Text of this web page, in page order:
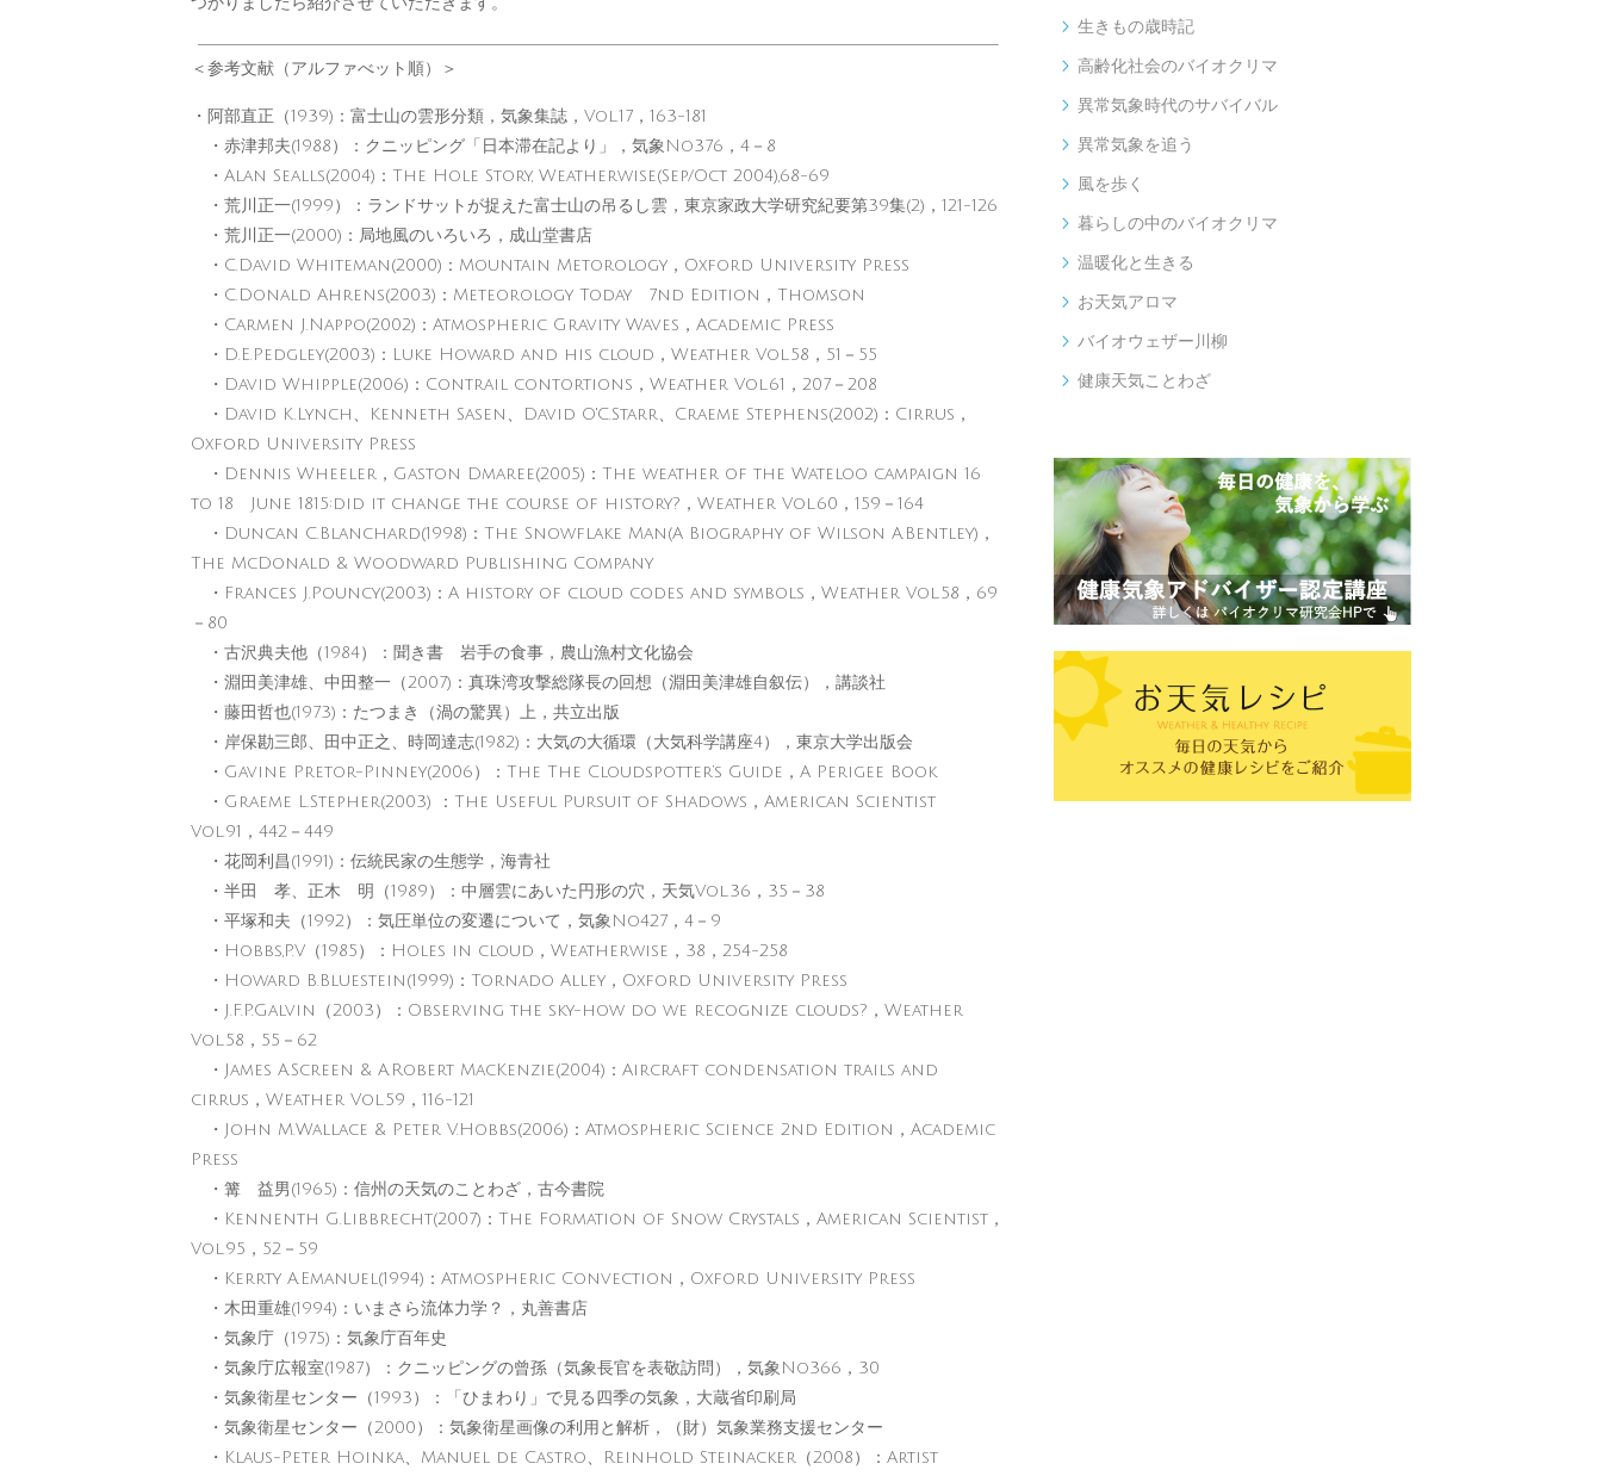
＜参考文献（アルファべット順）＞
・阿部直正（1939)：富士山の雲形分類，気象集誌，Vol.17，163-181
・赤津邦夫(1988）：クニッピング「日本滞在記より」，気象No376，4－8
・Alan Sealls(2004)：The Hole Story, Weatherwise(Sep/Oct 2004),68-69
・荒川正一(1999）：ランドサットが捉えた富士山の吊るし雲，東京家政大学研究紀要第39集(2)，121-126
・荒川正一(2000)：局地風のいろいろ，成山堂書店
・C.David Whiteman(2000)：Mountain Metorology，Oxford University Press
・C.Donald Ahrens(2003)：Meteorology Today 7nd Edition，Thomson
・Carmen J.Nappo(2002)：Atmospheric Gravity Waves，Academic Press
・D.E.Pedgley(2003)：Luke Howard and his cloud，Weather Vol.58，51－55
・David Whipple(2006)：Contrail contortions，Weather Vol.61，207－208
・David K.Lynch、Kenneth Sasen、David O'C.Starr、Craeme Stephens(2002)：Cirrus，
Oxford University Press
・Dennis Wheeler，Gaston Dmaree(2005)：The weather of the Wateloo campaign 16
to 18 June 1815:did it change the course of history?，Weather Vol.60，159－164
・Duncan C.Blanchard(1998)：The Snowflake Man(A Biography of Wilson A.Bentley)，
The McDonald & Woodward Publishing Company
・Frances J.Pouncy(2003)：A history of cloud codes and symbols，Weather Vol.58，69
－80
・古沢典夫他（1984）：聞き書 岩手の食事，農山漁村文化協会
・淵田美津雄、中田整一（2007)：真珠湾攻撃総隊長の回想（淵田美津雄自叙伝），講談社
・藤田哲也(1973)：たつまき（渦の驚異）上，共立出版
・岸保勘三郎、田中正之、時岡達志(1982)：大気の大循環（大気科学講座4），東京大学出版会
・Gavine Pretor-Pinney(2006）：The The Cloudspotter’s Guide，A Perigee Book
・Graeme L.Stepher(2003) ：The Useful Pursuit of Shadows，American Scientist
Vol.91，442－449
・花岡利昌(1991)：伝統民家の生態学，海青社
・半田 孝、正木 明（1989）：中層雲にあいた円形の穴，天気Vol.36，35－38
・平塚和夫（1992）：気圧単位の変遷について，気象No427，4－9
・Hobbs,P.V（1985）：Holes in cloud，Weatherwise，38，254-258
・Howard B.Bluestein(1999)：Tornado Alley，Oxford University Press
・J.F.P.Galvin（2003）：Observing the sky-how do we recognize clouds?，Weather
Vol.58，55－62
・James A.Screen & A.Robert MacKenzie(2004)：Aircraft condensation trails and
cirrus，Weather Vol.59，116-121
・John M.Wallace & Peter V.Hobbs(2006)：Atmospheric Science 2nd Edition，Academic
Press
・篝 益男(1965)：信州の天気のことわざ，古今書院
・Kennenth G.Libbrecht(2007)：The Formation of Snow Crystals，American Scientist，
Vol.95，52－59
・Kerrty A.Emanuel(1994)：Atmospheric Convection，Oxford University Press
・木田重雄(1994)：いまさら流体力学？，丸善書店
・気象庁（1975)：気象庁百年史
・気象庁広報室(1987）：クニッピングの曾孫（気象長官を表敬訪問），気象No366，30
・気象衛星センター（1993）：「ひまわり」で見る四季の気象，大蔵省印刷局
・気象衛星センター（2000）：気象衛星画像の利用と解析，（財）気象業務支援センター
・Klaus-Peter Hoinka、Manuel de Castro、Reinhold Steinacker（2008）：Artist
 生きもの歳時記
 高齢化社会のバイオクリマ
 異常気象時代のサバイバル
 異常気象を追う
 風を歩く
 暮らしの中のバイオクリマ
 温暖化と生きる
 お天気アロマ
 バイオウェザー川柳
 健康天気ことわざ